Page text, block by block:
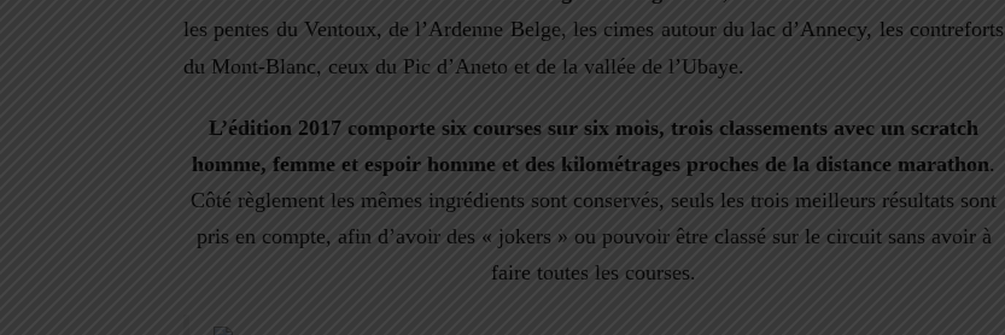
les pentes du Ventoux, de l’Ardenne Belge, les cimes autour du lac d’Annecy, les contreforts
du Mont-Blanc, ceux du Pic d’Aneto et de la vallée de l’Ubaye.
L’édition 2017 comporte six courses sur six mois, trois classements avec un scratch
homme, femme et espoir homme et des kilométrages proches de la distance marathon.
Côté règlement les mêmes ingrédients sont conservés, seuls les trois meilleurs résultats sont
pris en compte, afin d’avoir des « jokers » ou pouvoir être classé sur le circuit sans avoir à
faire toutes les courses.